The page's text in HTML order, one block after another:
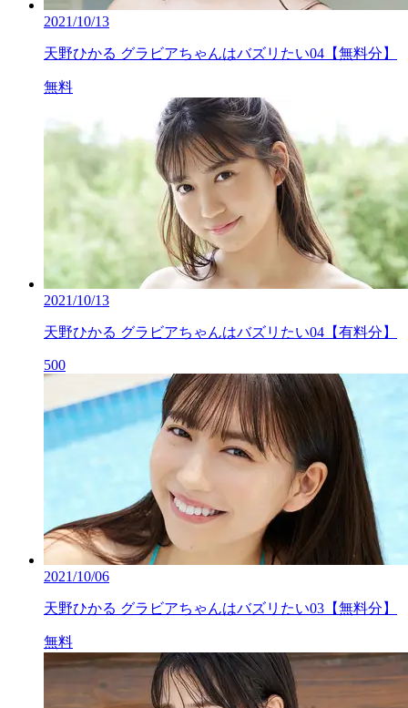
2021/10/13
天野ひかる グラビアちゃんはバズリたい04【無料分】
無料
2021/10/13
天野ひかる グラビアちゃんはバズリたい04【有料分】
500
2021/10/06
天野ひかる グラビアちゃんはバズリたい03【無料分】
無料